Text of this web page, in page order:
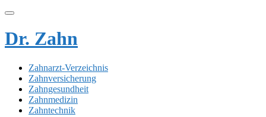
Dr. Zahn
Zahnarzt-Verzeichnis
Zahnversicherung
Zahngesundheit
Zahnmedizin
Zahntechnik